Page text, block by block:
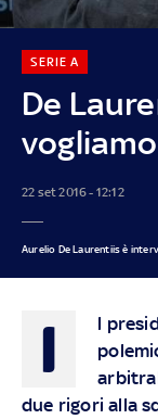
De
SERIE A
22 set 2016 - 12:12
Aurelio De Laurentiis è
I
l
due rigori alla